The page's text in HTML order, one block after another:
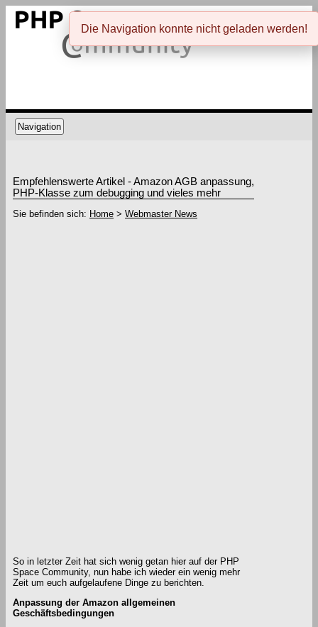
Navigation
Empfehlenswerte Artikel - Amazon AGB anpassung,
PHP-Klasse zum debugging und vieles mehr
Sie befinden sich: Home > Webmaster News
So in letzter Zeit hat sich wenig getan hier auf der PHP
Space Community, nun habe ich wieder ein wenig mehr
Zeit um euch aufgelaufene Dinge zu berichten.
Anpassung der Amazon allgemeinen
Geschäftsbedingungen
Die Navigation konnte nicht geladen werden!